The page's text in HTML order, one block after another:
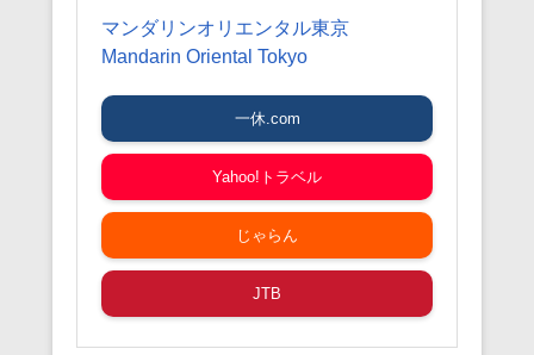
マンダリンオリエンタル東京
Mandarin Oriental Tokyo
一休.com
Yahoo!トラベル
じゃらん
JTB